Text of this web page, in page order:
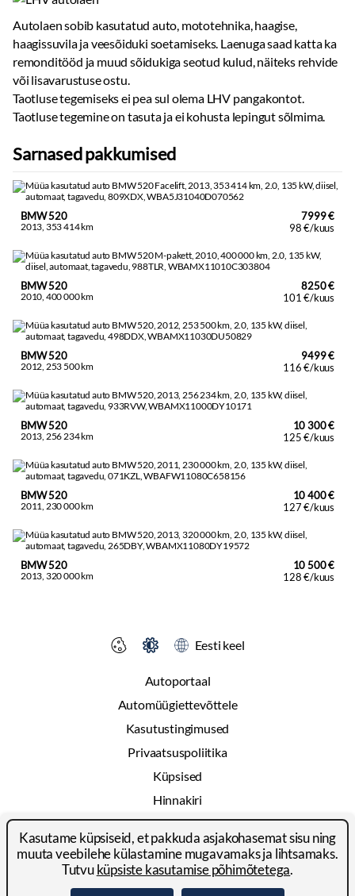
Autolaen sobib kasutatud auto, mototehnika, haagise,
haagissuvila ja veesõiduki soetamiseks. Laenuga saad katta ka
remonditööd ja muud sõidukiga seotud kulud, näiteks rehvide
või lisavarustuse ostu.
Taotluse tegemiseks ei pea sul olema LHV pangakontot.
Taotluse tegemine on tasuta ja ei kohusta lepingut sõlmima.
Sarnased pakkumised
BMW 520
2013, 353 414 km
7999 €
98 €/kuus
BMW 520
2010, 400 000 km
8250 €
101 €/kuus
BMW 520
2012, 253 500 km
9499 €
116 €/kuus
BMW 520
2013, 256 234 km
10 300 €
125 €/kuus
BMW 520
2011, 230 000 km
10 400 €
127 €/kuus
BMW 520
2013, 320 000 km
10 500 €
128 €/kuus
Autoportaal
Automüügiettevõttele
Kasutustingimused
Privaatsuspoliitika
Küpsised
Hinnakiri
Reklaam
Kontakt
Eesti keel
Kasutame küpsiseid, et pakkuda asjakohasemat sisu ning
muuta veebilehe külastamine mugavamaks ja lihtsamaks.
Tutvuküpsiste kasutamise põhimõtetega.